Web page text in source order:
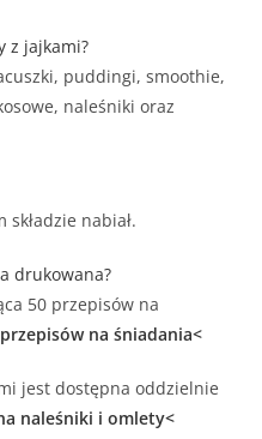
z jajkami?
puddingi, smoothie,
naleśniki oraz
nabiał.
drukowana?
50 przepisów na
na śniadania<
jest dostępna oddzielnie
naleśniki i omlety<